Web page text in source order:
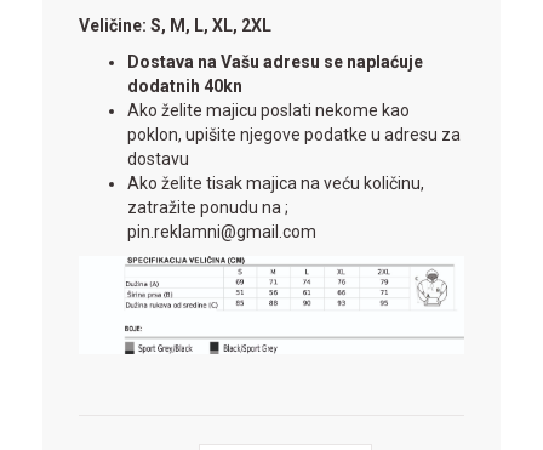
Veličine: S, M, L, XL, 2XL
Dostava na Vašu adresu se naplaćuje
dodatnih 40kn
Ako želite majicu poslati nekome kao
poklon, upišite njegove podatke u adresu za
dostavu
Ako želite tisak majica na veću količinu,
zatražite ponudu na ;
pin.reklamni@gmail.com